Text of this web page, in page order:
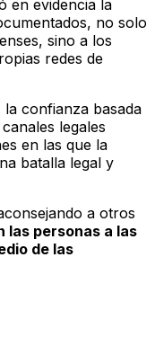
en evidencia la
no solo
sino a los
redes de
confianza basada
legales
en las que la
batalla legal y
a otros
las personas a las
de las